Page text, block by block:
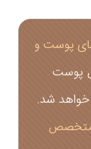
پوست و
پوست
شد.